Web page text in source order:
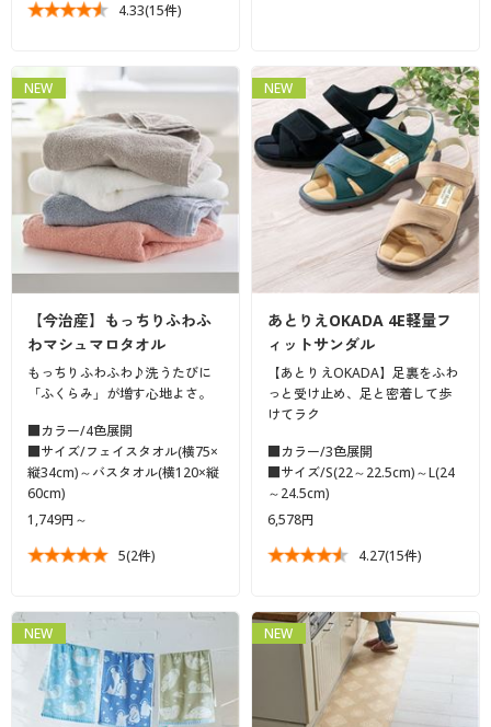
4.33(15件)
NEW
【今治産】もっちりふわふ
わマシュマロタオル
もっちりふわふわ♪洗うたびに
「ふくらみ」が増す心地よさ。
■カラー/4色展開
■サイズ/フェイスタオル(横75×
縦34cm)～バスタオル(横120×縦
60cm)
1,749円～
5(2件)
NEW
あとりえOKADA 4E軽量フ
ィットサンダル
【あとりえOKADA】足裏をふわ
っと受け止め、足と密着して歩
けてラク
■カラー/3色展開
■サイズ/S(22～22.5cm)～L(24
～24.5cm)
6,578円
4.27(15件)
NEW NEW